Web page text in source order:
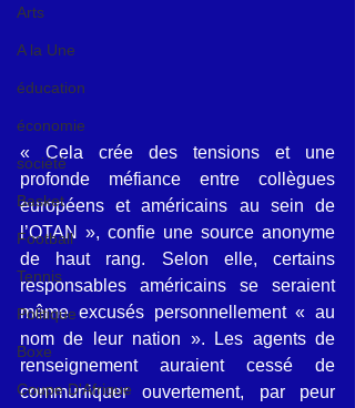
Arts
A la Une
éducation
économie
société
Basket
Football
Tennis
Politique
Boxe
Coupe D'Afrique
« Cela crée des tensions et une
profonde méfiance entre collègues
européens et américains au sein de
l’OTAN », confie une source anonyme
de haut rang. Selon elle, certains
responsables américains se seraient
même excusés personnellement « au
nom de leur nation ». Les agents de
renseignement auraient cessé de
communiquer ouvertement, par peur